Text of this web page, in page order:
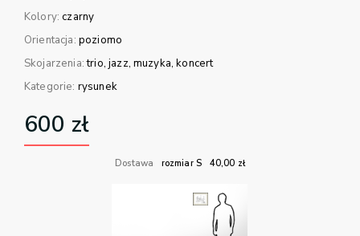
Kolory:czarny
Orientacja: poziomo
Skojarzenia:trio, jazz, muzyka, koncert
Kategorie: rysunek
600 zł
Dostawa rozmiar S 40,00 zł